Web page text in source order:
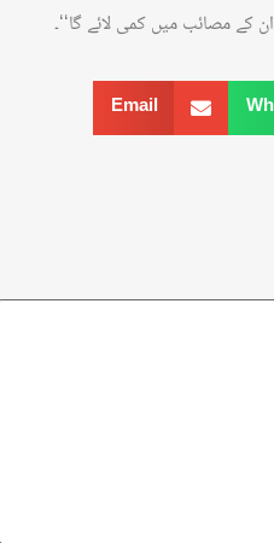
کے مصائب میں کمی لائے گا‘‘۔
Email